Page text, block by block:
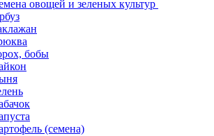
овощей и зеленых культур
бобы
(семена)